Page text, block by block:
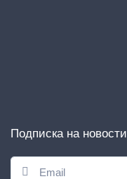
Подписка на новости